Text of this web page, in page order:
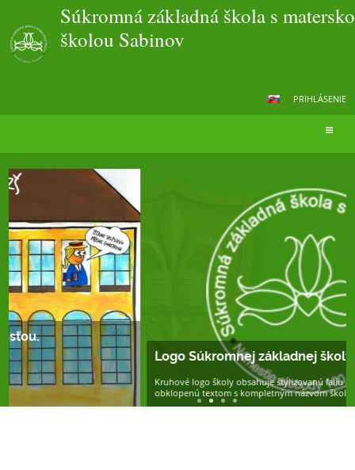
Súkromná základná škola s
školou Sabinov
PRIHLÁSENIE
stránka
Logo Súkromnej základnej školy s materskou
Kruhové logo školy obsahuje štylizovanú ľaliu ako symbol tradičných
obklopenú textom s kompletným názvom školy a adresou.